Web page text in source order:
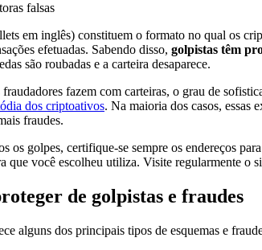
falsas
em inglês) constituem o formato no qual os
efetuadas. Sabendo disso, golpistas têm
são roubadas e a carteira desaparece.
fazem com carteiras, o grau de
dos criptoativos. Na maioria dos casos, essas
fraudes.
os golpes, certifique-se sempre os endereços
que você escolheu utiliza. Visite regularmente o
de golpistas e fraudes
alguns dos principais tipos de esquemas e